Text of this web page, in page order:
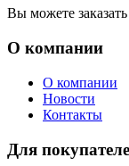
Вы можете
О компании
О компании
Новости
Контакты
Для